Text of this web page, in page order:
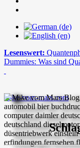
Lesenswert:
Dummies: Was sind
mike-vom-mars.com